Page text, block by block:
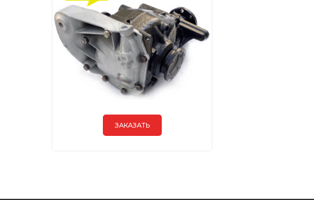
ЗАКАЗАТЬ